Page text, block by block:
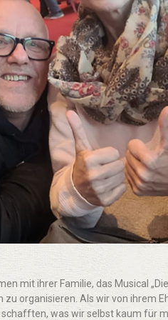
mit ihrer Familie, das Musical
organisieren. Als wir von ihrem
was wir selbst kaum für